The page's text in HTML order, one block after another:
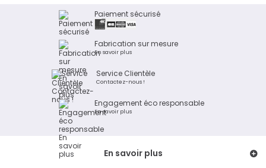
Paiement sécurisé
Fabrication sur mesure
En savoir plus
Service Clientèle
Contactez-nous !
Engagement éco responsable
En savoir plus
En savoir plus